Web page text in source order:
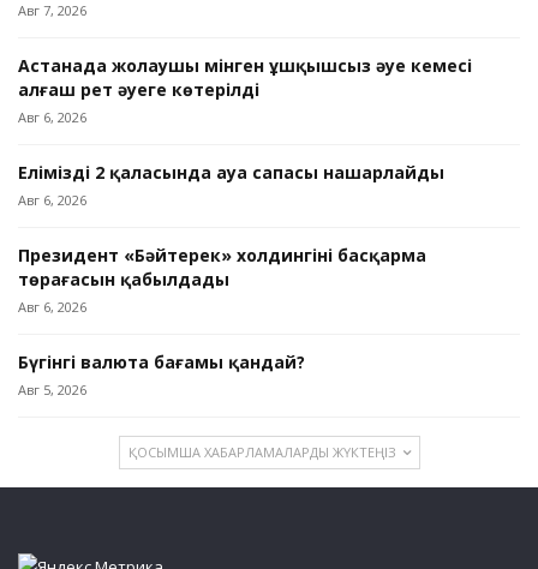
Авг 7, 2026
Астанада жолаушы мінген ұшқышсыз әуе кемесі
алғаш рет әуеге көтерілді
Авг 6, 2026
Еліміздің 2 қаласында ауа сапасы нашарлайды
Авг 6, 2026
Президент «Бәйтерек» холдингінің басқарма
төрағасын қабылдады
Авг 6, 2026
Бүгінгі валюта бағамы қандай?
Авг 5, 2026
ҚОСЫМША ХАБАРЛАМАЛАРДЫ ЖҮКТЕҢІЗ